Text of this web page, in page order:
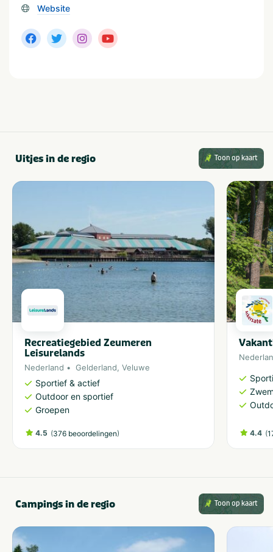
Website
Uitjes in de regio Toon op kaart
Recreatiegebied Zeumeren
Leisurelands
Nederland Gelderland, Veluwe
Sportief & actief
Outdoor en sportief
Groepen
4.5 (376 beoordelingen) 4.4 (
Campings in de regio Toon op kaart